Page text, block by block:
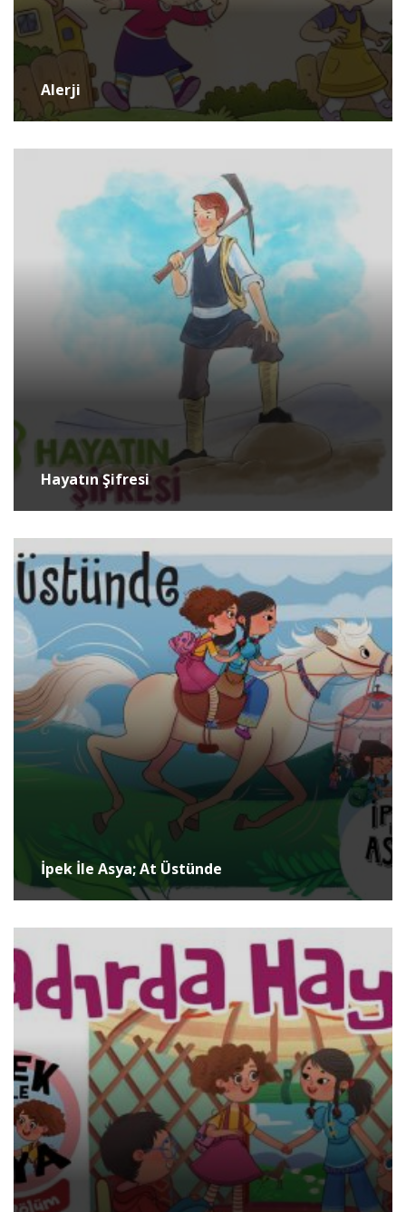
Alerji
Hayatın Şifresi
İpek İle Asya; At Üstünde